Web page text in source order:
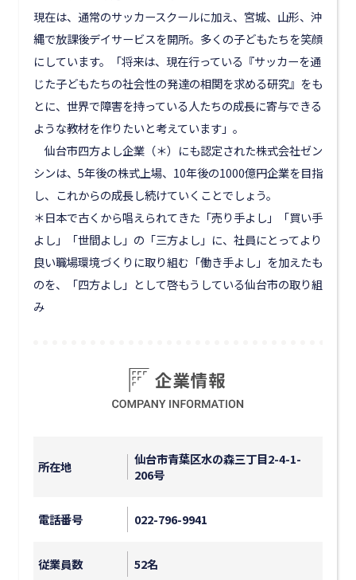
現在は、通常のサッカースクールに加え、宮城、山形、沖
縄で放課後デイサービスを開所。多くの子どもたちを笑顔
にしています。「将来は、現在行っている『サッカーを通
じた子どもたちの社会性の発達の相関を求める研究』をも
とに、世界で障害を持っている人たちの成長に寄与できる
ような教材を作りたいと考えています」。
仙台市四方よし企業（＊）にも認定された株式会社ゼン
シンは、5年後の株式上場、10年後の1000億円企業を目指
し、これからの成長し続けていくことでしょう。
＊日本で古くから唱えられてきた「売り手よし」「買い手
よし」「世間よし」の「三方よし」に、社員にとってより
良い職場環境づくりに取り組む「働き手よし」を加えたも
のを、「四方よし」として啓もうしている仙台市の取り組
み
所在地
仙台市青葉区水の森三丁目2-4-1-
206号
電話番号 022-796-9941
従業員数 52名